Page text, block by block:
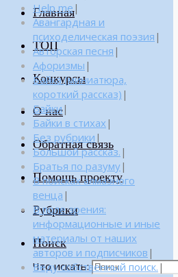
Главная
ТОП
Конкурсы
О нас
Обратная связь
Помощь проекту
Рубрики
Поиск
Что искать:
Help me|
Авангардная и
психоделическая поэзия |
Авторская песня |
Афоризмы |
Байка (миниатюра,
короткий рассказ) |
Байки|
Байки в стихах |
Без рубрики |
Большой рассказ. |
Братья по разуму|
В поисках алмазного
венца |
В поле зрения:
информационные и иные
материалы от наших
авторов и подписчиков |
Веду собственный поиск. |